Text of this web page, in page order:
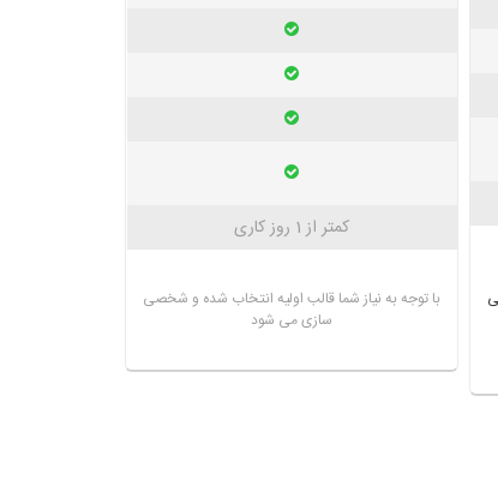
کمتر از 1 روز کاری
با توجه به نیاز شما قالب اولیه انتخاب شده و شخصی
سازی می شود